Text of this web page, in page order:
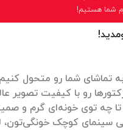
تماشای شما رو متحول
رو با کیفیت تصویر
تا چه توی خونه‌ای گرم و
سینمای کوچک
شما هستیم!